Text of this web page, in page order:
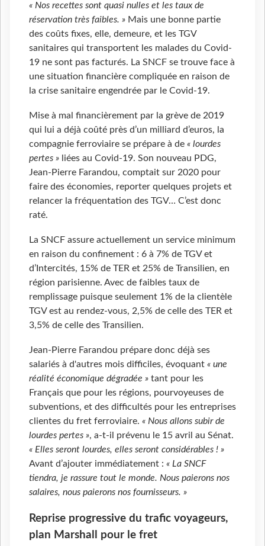
« Nos recettes sont quasi nulles et les taux de
réservation très faibles. » Mais une bonne partie
des coûts fixes, elle, demeure, et les TGV
sanitaires qui transportent les malades du Covid-
19 ne sont pas facturés. La SNCF se trouve face à
une situation financière compliquée en raison de
la crise sanitaire engendrée par le Covid-19.
Mise à mal financièrement par la grève de 2019
qui lui a déjà coûté près d’un milliard d’euros, la
compagnie ferroviaire se prépare à de « lourdes
pertes » liées au Covid-19. Son nouveau PDG,
Jean-Pierre Farandou, comptait sur 2020 pour
faire des économies, reporter quelques projets et
relancer la fréquentation des TGV… C’est donc
raté.
La SNCF assure actuellement un service minimum
en raison du confinement : 6 à 7% de TGV et
d’Intercités, 15% de TER et 25% de Transilien, en
région parisienne. Avec de faibles taux de
remplissage puisque seulement 1% de la clientèle
TGV est au rendez-vous, 2,5% de celle des TER et
3,5% de celle des Transilien.
Jean-Pierre Farandou prépare donc déjà ses
salariés à d'autres mois difficiles, évoquant « une
réalité économique dégradée » tant pour les
Français que pour les régions, pourvoyeuses de
subventions, et des difficultés pour les entreprises
clientes du fret ferroviaire. « Nous allons subir de
lourdes pertes », a-t-il prévenu le 15 avril au Sénat.
« Elles seront lourdes, elles seront considérables ! »
Avant d’ajouter immédiatement : « La SNCF
tiendra, je rassure tout le monde. Nous paierons nos
salaires, nous paierons nos fournisseurs. »
Reprise progressive du trafic voyageurs,
plan Marshall pour le fret